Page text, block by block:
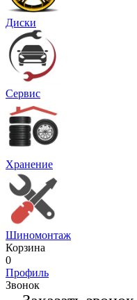
Диски
Сервис
Хранение
Шиномонтаж
Корзина
0
Профиль
Звонок